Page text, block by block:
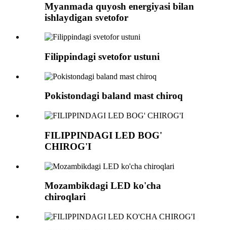
Myanmada quyosh energiyasi bilan
ishlaydigan svetofor
Filippindagi svetofor ustuni
Pokistondagi baland mast chiroq
FILIPPINDAGI LED BOG'
CHIROG'I
Mozambikdagi LED ko'cha
chiroqlari